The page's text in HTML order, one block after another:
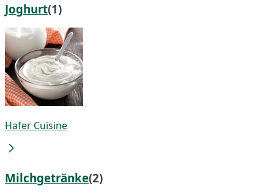
Joghurt(1)
Hafer Cuisine
Milchgetränke(2)